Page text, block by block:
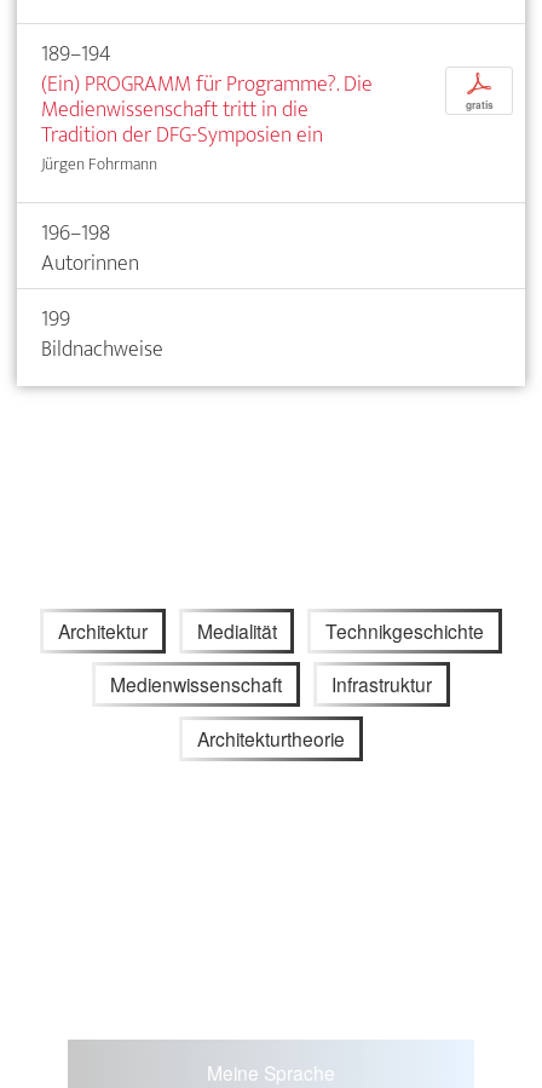
189–194
(Ein) PROGRAMM für Programme?. Die
Medienwissenschaft tritt in die
Tradition der DFG-Symposien ein
Jürgen Fohrmann
p
gratis
196–198
Autorinnen
199
Bildnachweise
Architektur Medialität Technikgeschichte
Medienwissenschaft Infrastruktur
Architekturtheorie
Meine Sprache